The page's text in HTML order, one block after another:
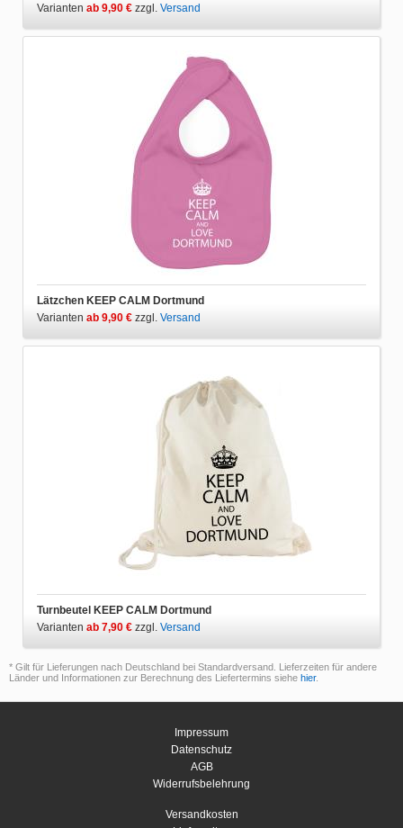
Varianten ab 9,90 € zzgl. Versand
Lätzchen KEEP CALM Dortmund
Varianten ab 9,90 € zzgl. Versand
Turnbeutel KEEP CALM Dortmund
Varianten ab 7,90 € zzgl. Versand
* Gilt für Lieferungen nach Deutschland bei Standardversand. Lieferzeiten für andere
Länder und Informationen zur Berechnung des Liefertermins siehe hier.
Impressum
Datenschutz
AGB
Widerrufsbelehrung
Versandkosten